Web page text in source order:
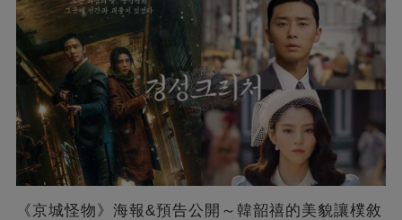
《京城怪物》海報&預告公開～韓韶禧的美貌讓樸敘